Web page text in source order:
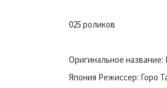
025 роликов
Оригинальное название:
Япония Режиссер: Горо